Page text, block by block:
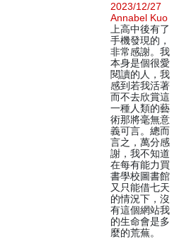
2023/12/27
Annabel Kuo
上高中後有了
手機發現的，
非常感謝。我
本身是個很愛
閱讀的人，我
感到若我活著
而不去欣賞這
一種人類的藝
術那將毫無意
義可言。總而
言之，萬分感
謝，我不知道
在每有能力買
書學校圖書館
又只能借七天
的情況下，沒
有這個網站我
的生命會是多
麼的荒蕪。